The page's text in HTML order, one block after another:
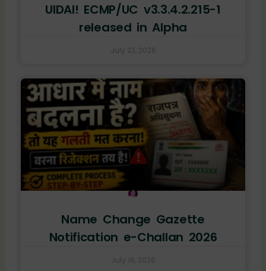
UIDAI! ECMP/UC v3.3.4.2.215-1
released in Alpha
July 23, 2026
Name Change Gazette
Notification e-Challan 2026
July 16, 2026